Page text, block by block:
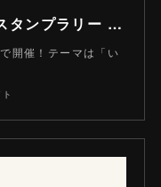
2025年日本国際博覧会 公式スタンプラリー | EXPO 2025 大阪・関西万博公式Webサイト
開催！テーマは「い